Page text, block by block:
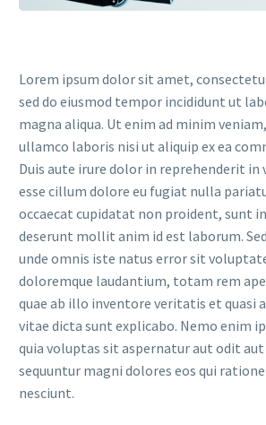
Lorem ipsum dolor sit amet,
sed do eiusmod tempor incididunt ut
magna aliqua. Ut enim ad minim
ullamco laboris nisi ut aliquip ex ea
Duis aute irure dolor in reprehenderit
esse cillum dolore eu fugiat nulla
occaecat cupidatat non proident, sunt
deserunt mollit anim id est laborum.
unde omnis iste natus error sit
doloremque laudantium, totam rem
quae ab illo inventore veritatis et quasi
vitae dicta sunt explicabo. Nemo enim
quia voluptas sit aspernatur aut odit aut
sequuntur magni dolores eos qui
nesciunt.